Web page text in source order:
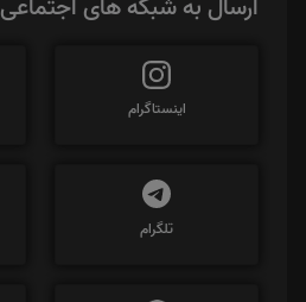
ارسال به شبکه های اجتماعی
اینستاگرام
تلگرام